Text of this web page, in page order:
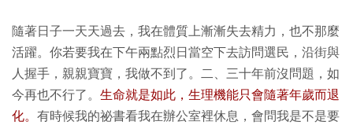
隨著日子一天天過去，我在體質上漸漸失去精力，也不那麼
活躍。你若要我在下午兩點烈日當空下去訪問選民，沿街與
人握手，親親寶寶，我做不到了。二、三十年前沒問題，如
今再也不行了。 生命就是如此，生理機能只會隨著年歲而退
化。 有時候我的祕書看我在辦公室裡休息，會問我是不是要